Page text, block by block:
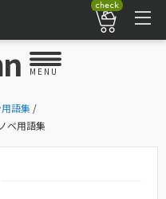
check
MENU
語集 /
ベ用語集